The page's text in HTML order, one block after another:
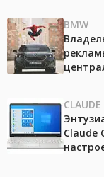
BMW
CLAUDE
Claude